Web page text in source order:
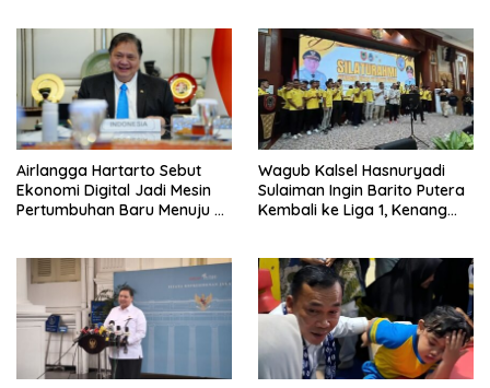
Airlangga Hartarto Sebut
Ekonomi Digital Jadi Mesin
Pertumbuhan Baru Menuju 8
Wagub Kalsel Hasnuryadi
Sulaiman Ingin Barito Putera
Kembali ke Liga 1, Kenang